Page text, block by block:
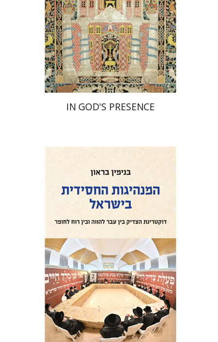
הנחת אתר ספר מודפס
$61
$55
IN GOD'S PRESENCE
בנימין בראון
הנחת אתר ספר מודפס
$46
$41